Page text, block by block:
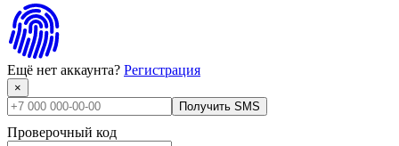
Ещё нет аккаунта? Регистрация
×
Получить SMS
Проверочный код